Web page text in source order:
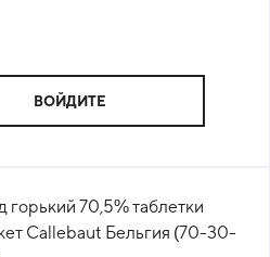
ВОЙДИТЕ
горький 70,5% таблетки
Callebaut Бельгия (70-30-